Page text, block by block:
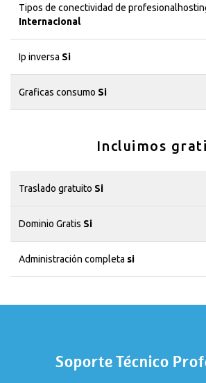
Tipos de conectividad de
Internacional
Ip inversa Si
Graficas consumo Si
Incluimos
Traslado gratuito Si
Dominio Gratis Si
Administración completa si
Soporte Técnico